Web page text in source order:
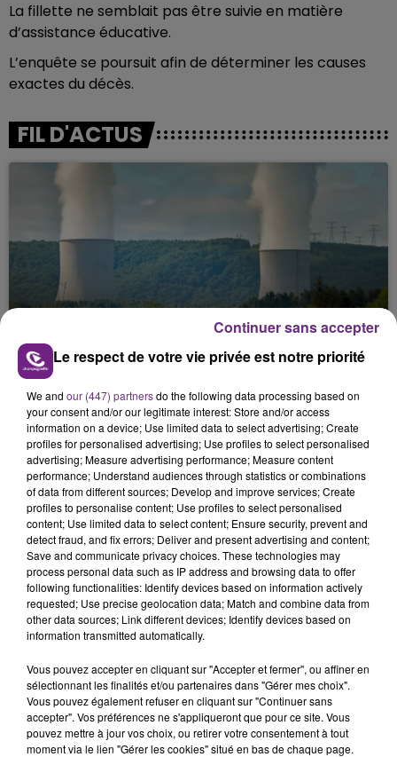
La fillette ne semblait pas être suivie en matière
d’assistance éducative.
L’enquête se poursuit afin de déterminer les causes
exactes du décès.
FIL D'ACTUS
LA CENTRALE NUCLÉAIRE DE CHOOZ
TOUJOURS À L'ARRÊT
Cela fait déjà une semaine que la centrale
nucléaire ardennaise est à l'arrêt. Une situation
justifiée par la sécheresse intense qui est toujours
présente.
LE MAGASIN JOUÉCLUB DE REIMS FERME
SES PORTES
C'était l'une des institutions du centre-ville
rémois. Le magasin JouéClub est contraint de
fermer ses portes.
TITRES DIFFUSÉS
15h06
15h06 15h03
15h03
Le respect de votre vie privée est notre priorité
We and our (447) partnersdo the following data processing based on
your consent and/or our legitimate interest: Store and/or access
information on a device; Use limited data to select advertising; Create
profiles for personalised advertising; Use profiles to select personalised
advertising; Measure advertising performance; Measure content
performance; Understand audiences through statistics or combinations
of data from different sources; Develop and improve services; Create
profiles to personalise content; Use profiles to select personalised
content; Use limited data to select content; Ensure security, prevent and
detect fraud, and fix errors; Deliver and present advertising and content;
Save and communicate privacy choices. These technologies may
process personal data such as IP address and browsing data to offer
following functionalities: Identify devices based on information actively
requested; Use precise geolocation data; Match and combine data from
other data sources; Link different devices; Identify devices based on
information transmitted automatically.
Vous pouvez accepter en cliquant sur "Accepter et fermer", ou affiner en
sélectionnant les finalités et/ou partenaires dans "Gérer mes choix".
Vous pouvez également refuser en cliquant sur "Continuer sans
accepter". Vos préférences ne s'appliqueront que pour ce site. Vous
pouvez mettre à jour vos choix, ou retirer votre consentement à tout
moment via le lien "Gérer les cookies" situé en bas de chaque page.
Continuer sans accepter